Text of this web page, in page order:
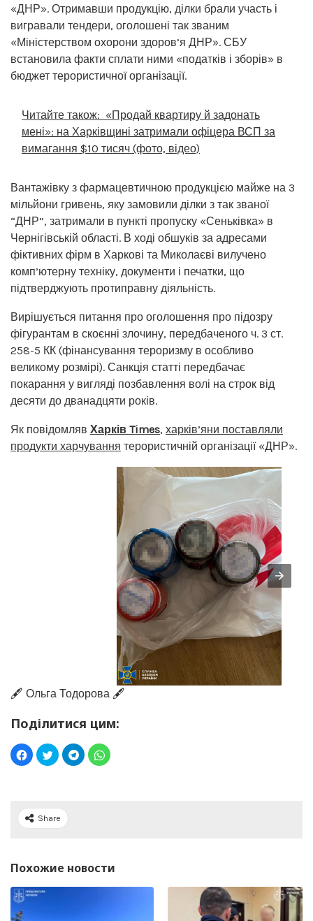
«ДНР». Отримавши продукцію, ділки брали участь і
вигравали тендери, оголошені так званим
«Міністерством охорони здоров’я ДНР». СБУ
встановила факти сплати ними «податків і зборів» в
бюджет терористичної організації.
Читайте також: «Продай квартиру й задонать
мені»: на Харківщині затримали офіцера ВСП за
вимагання $10 тисяч (фото, відео)
Вантажівку з фармацевтичною продукцією майже на 3
мільйони гривень, яку замовили ділки з так званої
“ДНР”, затримали в пункті пропуску «Сеньківка» в
Чернігівській області. В ході обшуків за адресами
фіктивних фірм в Харкові та Миколаєві вилучено
комп’ютерну техніку, документи і печатки, що
підтверджують протиправну діяльність.
Вирішується питання про оголошення про підозру
фігурантам в скоєнні злочину, передбаченого ч. 3 ст.
258-5 КК (фінансування тероризму в особливо
великому розмірі). Санкція статті передбачає
покарання у вигляді позбавлення волі на строк від
десяти до дванадцяти років.
Як повідомляв Харків Times, харків’яни поставляли
продукти харчування терористичній організації «ДНР».
🖋️ Ольга Тодорова 🖋️
Поділитися цим:
Share
Похожие новости